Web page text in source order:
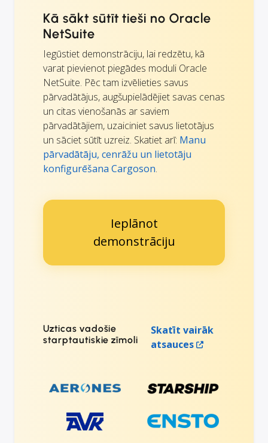
Kā sākt sūtīt tieši no Oracle
NetSuite
Iegūstiet demonstrāciju, lai redzētu, kā
varat pievienot piegādes moduli Oracle
NetSuite. Pēc tam izvēlieties savus
pārvadātājus, augšupielādējiet savas cenas
un citas vienošanās ar saviem
pārvadātājiem, uzaiciniet savus lietotājus
un sāciet sūtīt uzreiz. Skatiet arī: Manu
pārvadātāju, cenrāžu un lietotāju
konfigurēšana Cargoson.
Ieplānot
demonstrāciju
Uzticas vadošie
starptautiskie zīmoli
Skatīt vairāk
atsauces